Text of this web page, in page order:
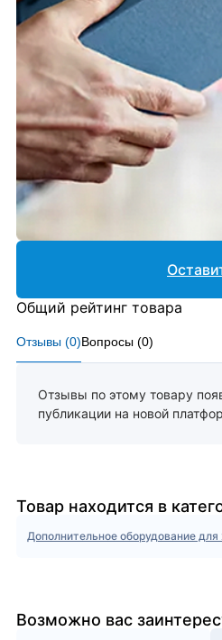
Отзывы (0)Вопросы (0)
Отзывы по этому товару
публикации на новой
Общий рейтинг товара
Товар находится в
Дополнительное оборудование для
Возможно вас